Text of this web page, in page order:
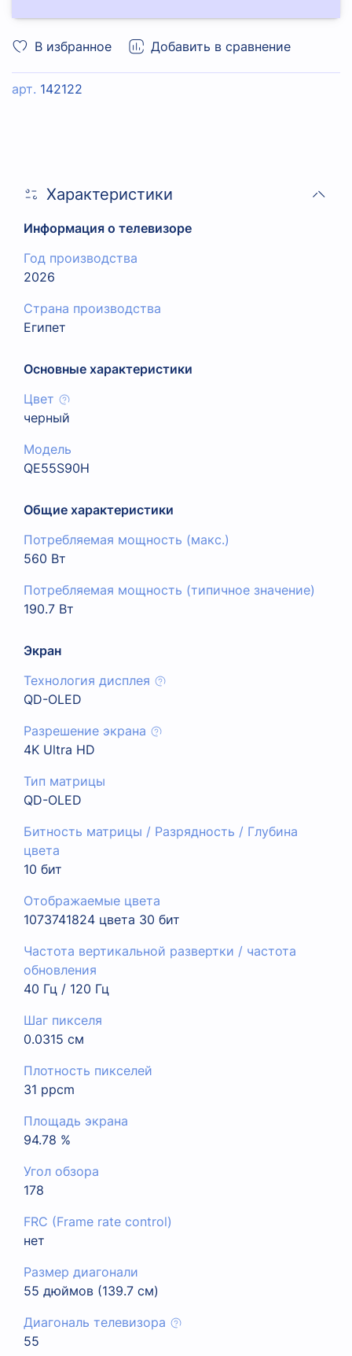
В избранное Добавить в сравнение
арт. 142122
Характеристики
Информация о телевизоре
Год производства
2026
Страна производства
Египет
Основные характеристики
Цвет
черный
Модель
QE55S90H
Общие характеристики
Потребляемая мощность (макс.)
560 Вт
Потребляемая мощность (типичное значение)
190.7 Вт
Экран
Технология дисплея
QD-OLED
Разрешение экрана
4K Ultra HD
Тип матрицы
QD-OLED
Битность матрицы / Разрядность / Глубина
цвета
10 бит
Отображаемые цвета
1073741824 цвета 30 бит
Частота вертикальной развертки / частота
обновления
40 Гц / 120 Гц
Шаг пикселя
0.0315 см
Плотность пикселей
31 ppcm
Площадь экрана
94.78 %
Угол обзора
178
FRC (Frame rate control)
нет
Размер диагонали
55 дюймов (139.7 см)
Диагональ телевизора
55